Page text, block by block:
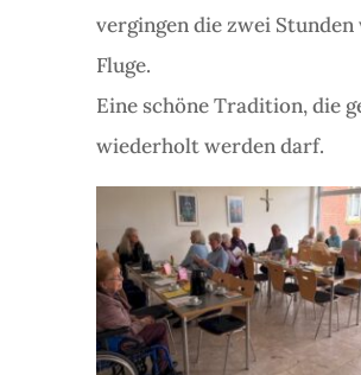
vergingen die zwei Stunden
Fluge.
Eine schöne Tradition, die
wiederholt werden darf.